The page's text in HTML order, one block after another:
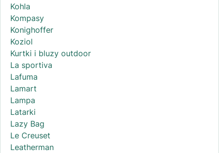
Kohla
Kompasy
Konighoffer
Koziol
Kurtki i bluzy outdoor
La sportiva
Lafuma
Lamart
Lampa
Latarki
Lazy Bag
Le Creuset
Leatherman